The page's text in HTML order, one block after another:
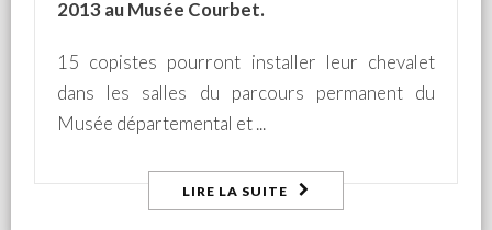
2013 au Musée Courbet.
15 copistes pourront installer leur chevalet
dans les salles du parcours permanent du
Musée départemental et
LIRE LA SUITE